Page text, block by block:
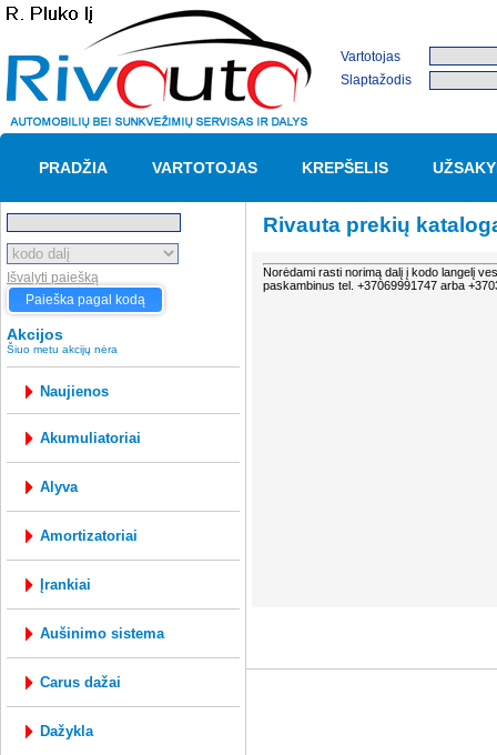
Vartotojas
Slaptažodis
PRADŽIA VARTOTOJAS KREPŠELIS
Išvalyti paiešką
Paieška pagal kodą
Akcijos
Šiuo metu akcijų nėra
Naujienos
akumuliatoriai
alyva
amortizatoriai
įrankiai
aušinimo sistema
carus dažai
dažykla
Rivauta prekių
Norėdami rasti norimą dalį į kodo langelį
paskambinus tel. +37069991747 arba